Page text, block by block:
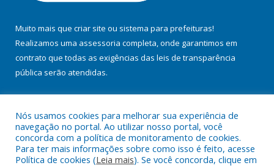
Muito mais que criar site ou sistema para prefeituras!
Realizamos uma assessoria completa, onde garantimos em
contrato que todas as exigências das leis de transparência
pública serão atendidas.
Todos os direitos reservados a Prefeitura Municipal de Jacundá.
Nós usamos cookies para melhorar sua experiência de
navegação no portal. Ao utilizar nosso portal, você
concorda com a política de monitoramento de cookies.
Para ter mais informações sobre como isso é feito, acesse
Política de cookies (Leia mais). Se você concorda, clique em